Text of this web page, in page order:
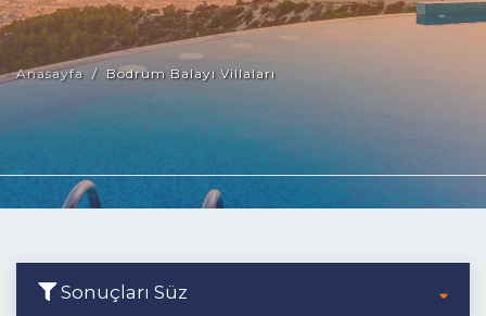
Anasayfa Bodrum Balayı Villaları
Sonuçları Süz